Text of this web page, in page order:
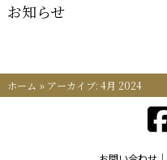
お知らせ
ホーム » アーカイブ: 4月 2024